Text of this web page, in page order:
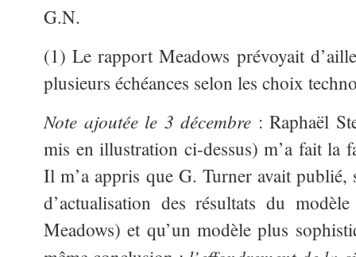
G.N.
(1) Le rapport Meadows prévoyait
plusieurs échéances selon les choix
Note ajoutée le 3 décembre : Raphaël
mis en illustration ci-dessus) m’a fait la
Il m’a appris que G. Turner avait publié,
d’actualisation des résultats du
Meadows) et qu’un modèle plus